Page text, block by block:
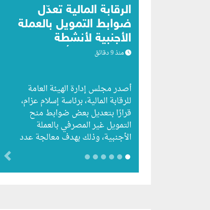
الرقابة المالية تعدّل
ضوابط التمويل بالعملة
الأجنبية لأنشطة
التخصيم والتأجير
منذ 9 دقائق
أصدر مجلس إدارة الهيئة العامة
للرقابة المالية، برئاسة إسلام عزام،
قرارًا بتعديل بعض ضوابط منح
التمويل غير المصرفي بالعملة
الأجنبية، وذلك بهدف معالجة عدد
التطبيق…